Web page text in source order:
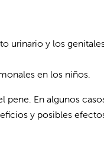
urinario y los
en los niños.
En algunos
y posibles